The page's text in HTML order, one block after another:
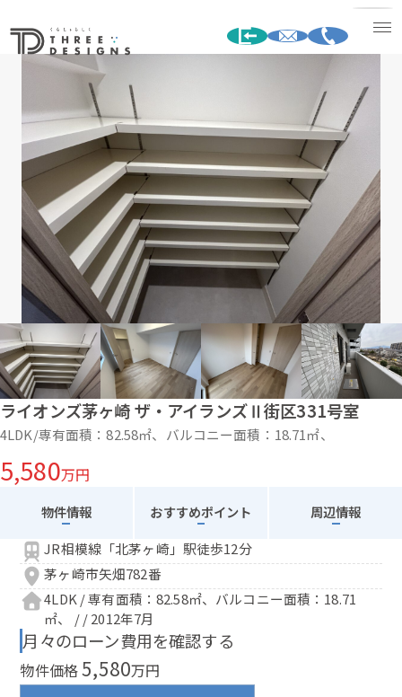
ライオンズ茅ヶ崎 ザ・アイランズⅡ街区331号室
4LDK/専有面積：82.58㎡、バルコニー面積：18.71㎡、
5,580万円
物件情報 おすすめポイント
周辺情報
JR相模線「北茅ヶ崎」駅徒歩12分
茅ヶ崎市矢畑782番
4LDK / 専有面積：82.58㎡、バルコニー面積：18.71
㎡、 / / 2012年7月
月々のローン費用を確認する
物件価格5,580万円